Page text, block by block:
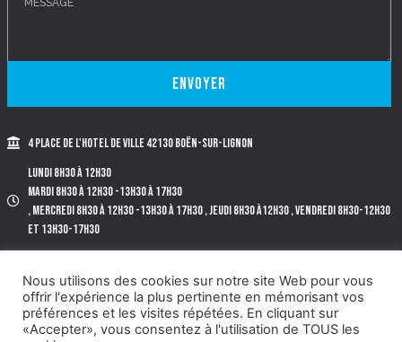
Envoyer
4 place de l'Hotel de Ville 42130 BOËN-SUR-LIGNON
Lundi 8h30 à 12h30
Mardi 8h30 à 12h30 -13h30 à 17h30
, Mercredi 8h30 à 12h30 -13h30 à 17h30 , Jeudi 8h30 à12h30 , Vendredi 8h30-12h30
et 13h30-17h30
©2022 BOËN-SUR-LIGNON | MENTIONS LÉGALES | PLAN DE SITE
Nous utilisons des cookies sur notre site Web pour vous
offrir l'expérience la plus pertinente en mémorisant vos
préférences et les visites répétées. En cliquant sur
«Accepter», vous consentez à l'utilisation de TOUS les